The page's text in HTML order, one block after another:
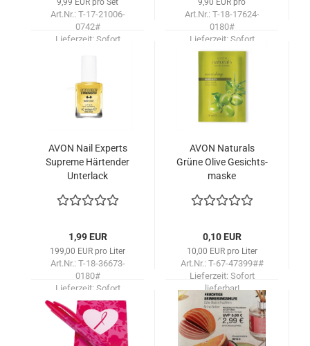
9,99 EUR pro Set
Art.Nr.: T-17-21006-
0742#
Lieferzeit: Sofort
9,90 EUR pro
Art.Nr.: T-18-17624-
0180#
Lieferzeit: Sofort
lieferbar!
AVON Nail Ex­perts
Su­pre­me Här­ten­der
Un­ter­lack
1,99 EUR
199,00 EUR pro Liter
Art.Nr.: T-18-36673-
0180#
Lieferzeit: Sofort
lieferbar!
AVON Na­tu­rals
Grüne Olive Ge­sichts­
mas­ke
0,10 EUR
10,00 EUR pro Liter
Art.Nr.: T-67-47399##
Lieferzeit: Sofort
lieferbar!